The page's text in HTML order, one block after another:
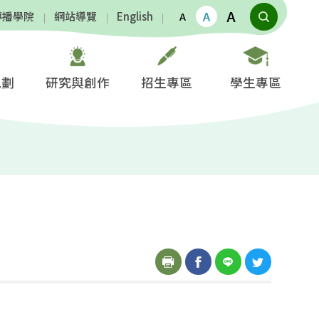
學院 網站導覽 English A A A
研究與創作 招生專區 學生專區